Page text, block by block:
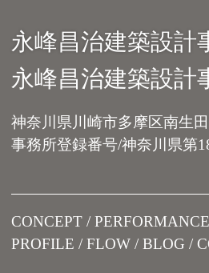
Main Navigation
永峰昌治建築設計
永峰昌治建築設計
神奈川県川崎市多摩区南生
事務所登録番号/神奈川県第
CONCEPT PERFORMANCE
PROFILE
FLOW BLOG